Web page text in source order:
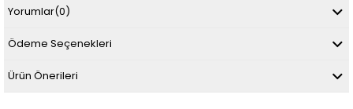
Yorumlar(0)
Ödeme Seçenekleri
Ürün Önerileri